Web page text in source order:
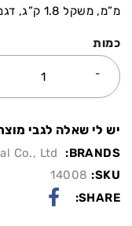
מ”מ, משקל 1.8 ק”ג, דגם CUTTER-SCC-200-12MM.
כמות
יש לי שאלה לגבי
BRANDS:
Co., Ltd.
SKU:
14008
SHARE: